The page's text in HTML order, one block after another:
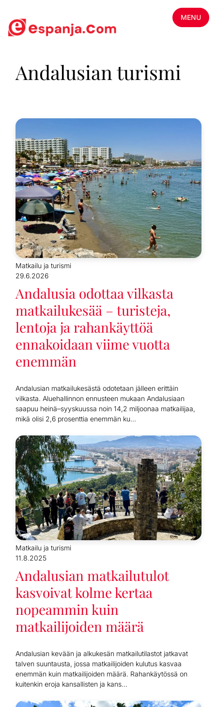
MENU
Andalusian turismi
Matkailu ja turismi
29.6.2026
Andalusia odottaa vilkasta
matkailukesää – turisteja,
lentoja ja rahankäyttöä
ennakoidaan viime vuotta
enemmän
Andalusian matkailukesästä odotetaan jälleen erittäin
vilkasta. Aluehallinnon ennusteen mukaan Andalusiaan
saapuu heinä–syyskuussa noin 14,2 miljoonaa matkailijaa,
mikä olisi 2,6 prosenttia enemmän ku...
Matkailu ja turismi
11.8.2025
Andalusian matkailutulot
kasvoivat kolme kertaa
nopeammin kuin
matkailijoiden määrä
Andalusian kevään ja alkukesän matkailutilastot jatkavat
talven suuntausta, jossa matkailijoiden kulutus kasvaa
enemmän kuin matkailijoiden määrä. Rahankäytössä on
kuitenkin eroja kansallisten ja kans...